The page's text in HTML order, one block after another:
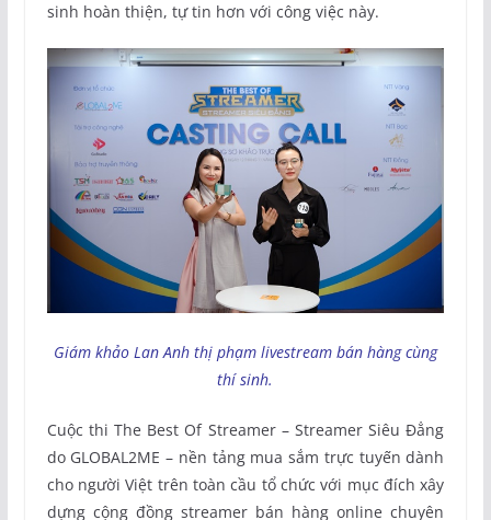
sinh hoàn thiện, tự tin hơn với công việc này.
Giám khảo Lan Anh thị phạm livestream bán hàng cùng
thí sinh.
Cuộc thi The Best Of Streamer – Streamer Siêu Đẳng
do GLOBAL2ME – nền tảng mua sắm trực tuyến dành
cho người Việt trên toàn cầu tổ chức với mục đích xây
dựng cộng đồng streamer bán hàng online chuyên